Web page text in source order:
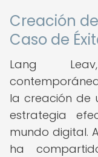
Creación
Caso de
Lang
la creación de
estrategia
mundo digital.
ha